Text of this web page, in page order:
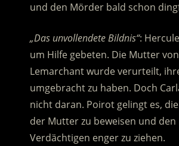
und den Mörder bald schon
„Das unvollendete Bildnis“:
um Hilfe gebeten. Die Mutter
Lemarchant wurde verurteilt,
umgebracht zu haben. Doch
nicht daran. Poirot gelingt es,
der Mutter zu beweisen und den
Verdächtigen enger zu ziehen.